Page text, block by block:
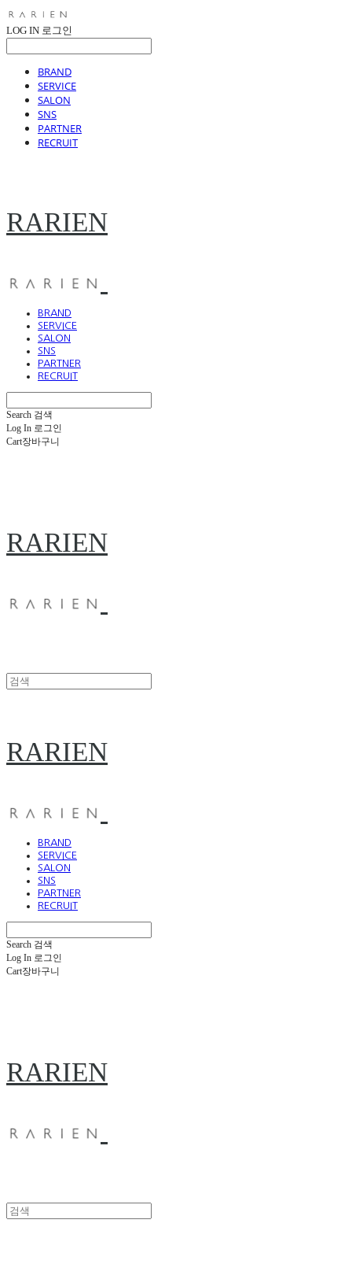
LOG IN 로그인
BRAND
SERVICE
SALON
SNS
PARTNER
RECRUIT
RARIEN
BRAND
SERVICE
SALON
SNS
PARTNER
RECRUIT
Search 검색
Log In 로그인
Cart장바구니
RARIEN
RARIEN
BRAND
SERVICE
SALON
SNS
PARTNER
RECRUIT
Search 검색
Log In 로그인
Cart장바구니
RARIEN